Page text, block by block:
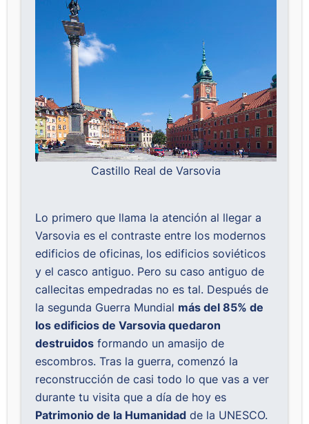
Castillo Real de Varsovia
Lo primero que llama la atención al llegar a
Varsovia es el contraste entre los modernos
edificios de oficinas, los edificios soviéticos
y el casco antiguo. Pero su caso antiguo de
callecitas empedradas no es tal. Después de
la segunda Guerra Mundial más del 85% de
los edificios de Varsovia quedaron
destruidos formando un amasijo de
escombros. Tras la guerra, comenzó la
reconstrucción de casi todo lo que vas a ver
durante tu visita que a día de hoy es
Patrimonio de la Humanidad de la UNESCO.